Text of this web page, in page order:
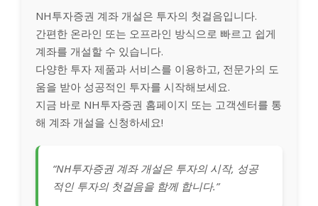
NH투자증권 계좌 개설은 투자의 첫걸음입니다.
간편한 온라인 또는 오프라인 방식으로 빠르고 쉽게
계좌를 개설할 수 있습니다.
다양한 투자 제품과 서비스를 이용하고, 전문가의 도
움을 받아 성공적인 투자를 시작해보세요.
지금 바로 NH투자증권 홈페이지 또는 고객센터를 통
해 계좌 개설을 신청하세요!
“NH투자증권 계좌 개설은 투자의 시작, 성공
적인 투자의 첫걸음을 함께 합니다.”